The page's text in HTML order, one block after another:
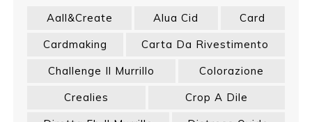
Aall&create Alua Cid
Card
Cardmaking
Carta Da Rivestimento
Challenge Il Murrillo
Colorazione
Crealies
Crop A Dile